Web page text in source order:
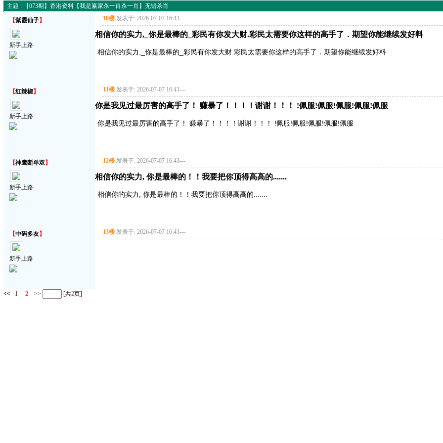
主题 : 【073期】香港资料【我是赢家杀一肖杀一肖】无错杀肖
【紫霞仙子】
新手上路
10楼 发表于: 2026-07-07 16:43---
相信你的实力,_你是最棒的_彩民有你发大财.彩民太需要你这样的高手了．期望你能继续发好料
相信你的实力,_你是最棒的_彩民有你发大财.彩民太需要你这样的高手了．期望你能继续发好料
【红辣椒】
新手上路
11楼 发表于: 2026-07-07 16:43---
你是我见过最厉害的高手了！ 赚暴了！！！！谢谢！！！ !佩服!佩服!佩服!佩服!佩服
你是我见过最厉害的高手了！ 赚暴了！！！！谢谢！！！ !佩服!佩服!佩服!佩服!佩服
【神鹰断单双】
新手上路
12楼 发表于: 2026-07-07 16:43---
相信你的实力, 你是最棒的！！我要把你顶得高高的.......
相信你的实力, 你是最棒的！！我要把你顶得高高的.......
【中码多友】
新手上路
13楼 发表于: 2026-07-07 16:43---
<< 1 2 >> [共2页]